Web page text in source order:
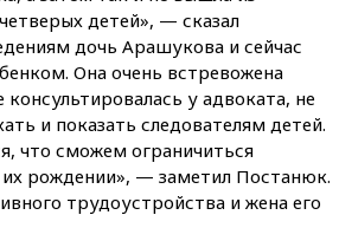
детей», — сказал
дочь Арашукова и сейчас
Она очень встревожена
у адвоката, не
и показать следователям детей.
что сможем ограничиться
рождении», — заметил Постанюк.
трудоустройства и жена его